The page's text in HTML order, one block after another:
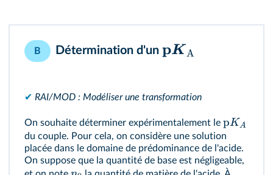
B Détermination d'un pKA
✔ RAI/MOD : Modéliser une transformation
On souhaite déterminer expérimentalement le pKA
du couple. Pour cela, on considère une solution
placée dans le domaine de prédominance de l'acide.
On suppose que la quantité de base est négligeable,